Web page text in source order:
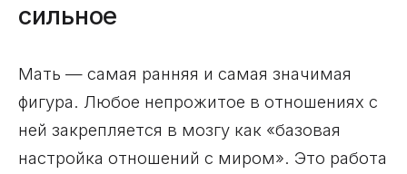
сильное
Мать — самая ранняя и самая значимая
фигура. Любое непрожитое в отношениях с
ней закрепляется в мозгу как «базовая
настройка отношений с миром». Это работа